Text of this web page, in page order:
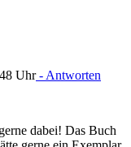
Uhr- Antworten
dabei! Das Buch